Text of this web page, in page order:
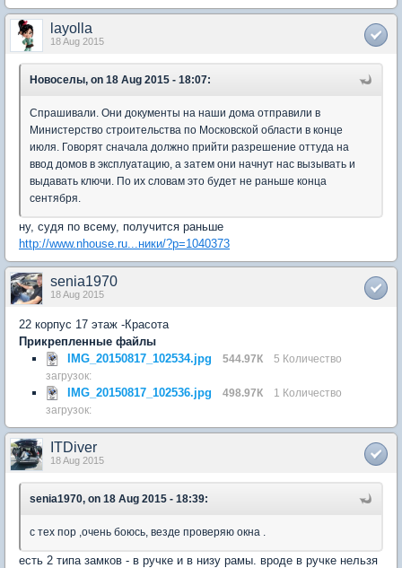
layolla
18 Aug 2015
Новоселы, on 18 Aug 2015 - 18:07:
Спрашивали. Они документы на наши дома отправили в
Министерство строительства по Московской области в конце
июля. Говорят сначала должно прийти разрешение оттуда на
ввод домов в эксплуатацию, а затем они начнут нас вызывать и
выдавать ключи. По их словам это будет не раньше конца
сентября.
ну, судя по всему, получится раньше
http://www.nhouse.ru...ники/?p=1040373
senia1970
18 Aug 2015
22 корпус 17 этаж -Красота
Прикрепленные файлы
IMG_20150817_102534.jpg
544.97К
5 Количество
загрузок:
IMG_20150817_102536.jpg 498.97К
1 Количество
загрузок:
ITDiver
18 Aug 2015
senia1970, on 18 Aug 2015 - 18:39:
с тех пор ,очень боюсь, везде проверяю окна .
есть 2 типа замков - в ручке и в низу рамы. вроде в ручке нельзя